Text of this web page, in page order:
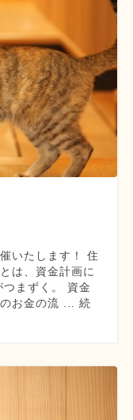
いたします！ 住
は、資金計画に
まずく。 資金
お金の流 ... 続